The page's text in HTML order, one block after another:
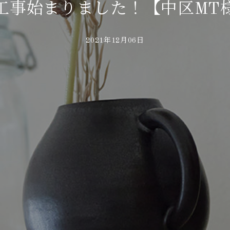
事始まりました！【中区MT
2021年12月06日